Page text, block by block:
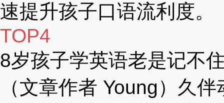
速提升孩子口语流利度。
TOP4
8岁孩子学英语老是记不
（文章作者 Young）久